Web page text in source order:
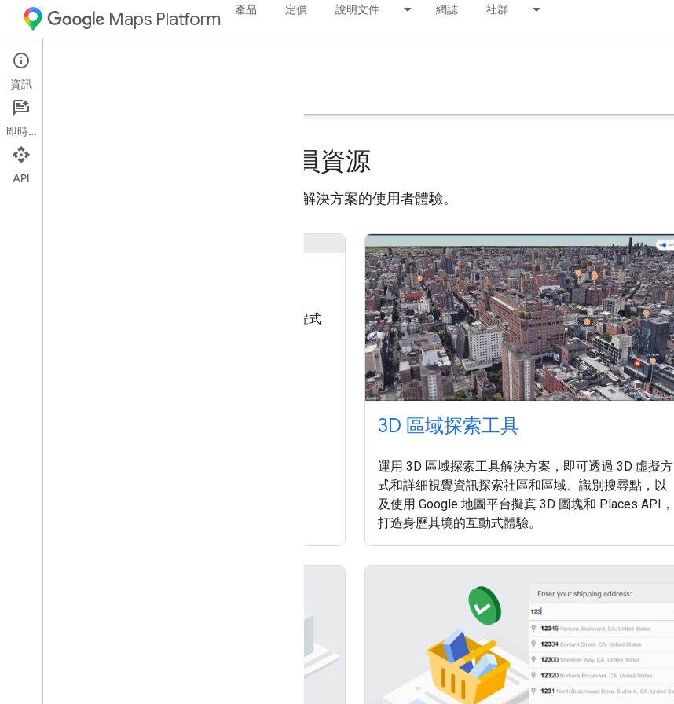
Maps Platform 產品 定價 說明文件 網誌 社群
Solutions
複雜用途的技術導入指南。
適用於解決方案的開發人員資源
運用此處提供的資源，並導入最佳做法，改善解決方案的使用者體驗。
方便使用者迅速填完註冊表單，且有助於在應用程式
3D 區域探索工具
運用 3D 區域探索工具解決方案，即可透過 3D 虛擬方
式和詳細視覺資訊探索社區和區域、識別搜尋點，以
及使用 Google 地圖平台擬真 3D 圖塊和 Places API，
打造身歷其境的互動式體驗。
資訊
即時通訊
API